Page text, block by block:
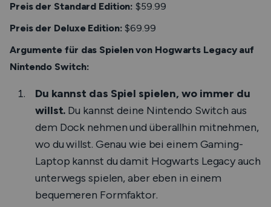
Preis der Standard Edition:$59.99
Preis der Deluxe Edition:$69.99
Argumente für das Spielen von Hogwarts Legacy auf
Nintendo Switch:
Du kannst das Spiel spielen, wo immer du
willst. Du kannst deine Nintendo Switch aus
dem Dock nehmen und überallhin mitnehmen,
wo du willst. Genau wie bei einem Gaming-
Laptop kannst du damit Hogwarts Legacy auch
unterwegs spielen, aber eben in einem
bequemeren Formfaktor.